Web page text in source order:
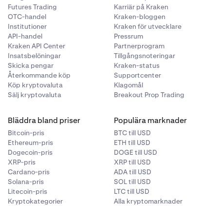
Futures Trading
OTC-handel
Institutioner
API-handel
Kraken API Center
Insatsbelöningar
Skicka pengar
Återkommande köp
Köp kryptovaluta
Sälj kryptovaluta
Karriär på Kraken
Kraken-bloggen
Kraken för utvecklare
Pressrum
Partnerprogram
Tillgångsnoteringar
Kraken-status
Supportcenter
Klagomål
Breakout Prop Trading
Bläddra bland priser
Bitcoin-pris
Ethereum-pris
Dogecoin-pris
XRP-pris
Cardano-pris
Solana-pris
Litecoin-pris
Kryptokategorier
Populära marknader
BTC till USD
ETH till USD
DOGE till USD
XRP till USD
ADA till USD
SOL till USD
LTC till USD
Alla kryptomarknader